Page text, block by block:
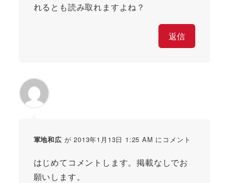
れるとも読み取れますよね？
返信
軍地和広 が 2013年1月13日 1:25 AM にコメント
はじめてコメントします。掲載なしでお
願いします。